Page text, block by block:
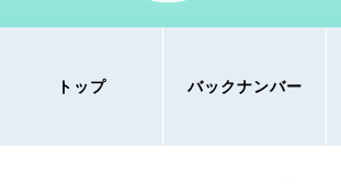
トップ バックナンバー